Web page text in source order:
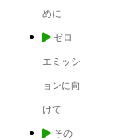
めに
ゼロ
エミッシ
ョンに向
けて
その